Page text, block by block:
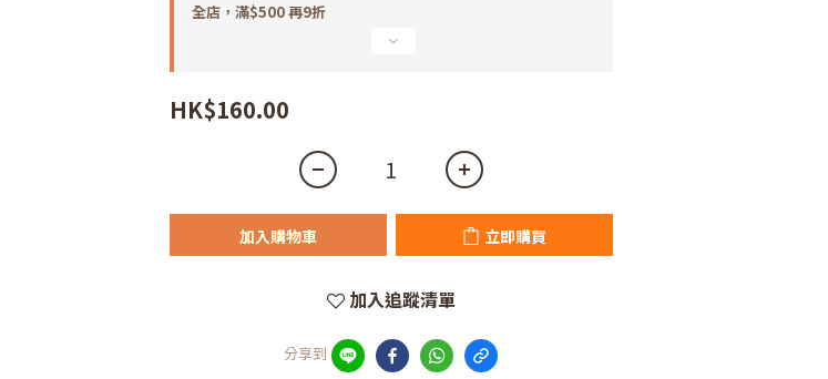
全店，滿$500 再9折
HK$160.00
加入購物車 立即購買
加入追蹤清單
分享到